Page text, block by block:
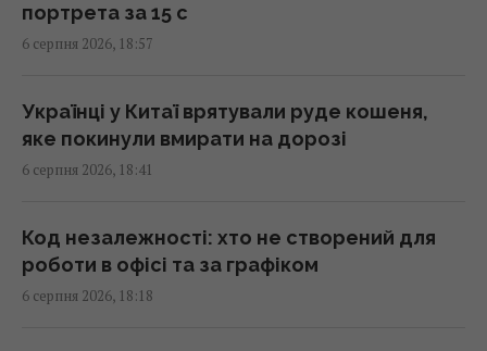
У Польщі анонсували плани з масової
депортації українців, - ЗМІ
У Україні з'явиться нове свято: що будуть
відзначати 8 серпня
Гороскоп на 7 серпня за картами Таро:
Водоліям - вибір, Близнюкам - прискорення
портрета за 15 с
6 серпня 2026, 18:57
Українці у Китаї врятували руде кошеня,
яке покинули вмирати на дорозі
6 серпня 2026, 18:41
Код незалежності: хто не створений для
роботи в офісі та за графіком
6 серпня 2026, 18:18